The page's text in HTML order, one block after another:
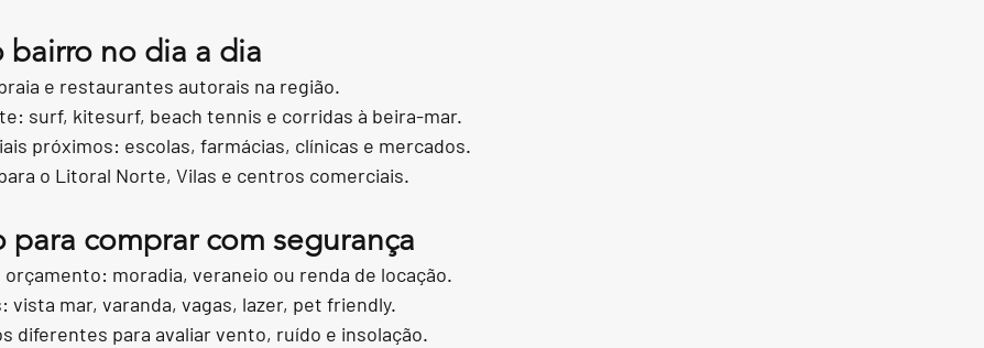
bairro no dia a dia
e restaurantes autorais na região.
surf, kitesurf, beach tennis e corridas à beira-mar.
próximos: escolas, farmácias, clínicas e mercados.
o Litoral Norte, Vilas e centros comerciais.
para comprar com segurança
moradia, veraneio ou renda de locação.
vista mar, varanda, vagas, lazer, pet friendly.
diferentes para avaliar vento, ruído e insolação.